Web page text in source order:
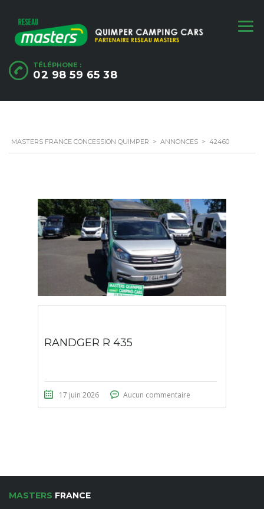
TÉLÉPHONE :
02 98 59 65 38
MASTERS FRANCE CONCESSION QUIMPER > ANNONCES > 42460
RANDGER R 435
17 juin 2026 Aucun commentaire
MASTERS FRANCE